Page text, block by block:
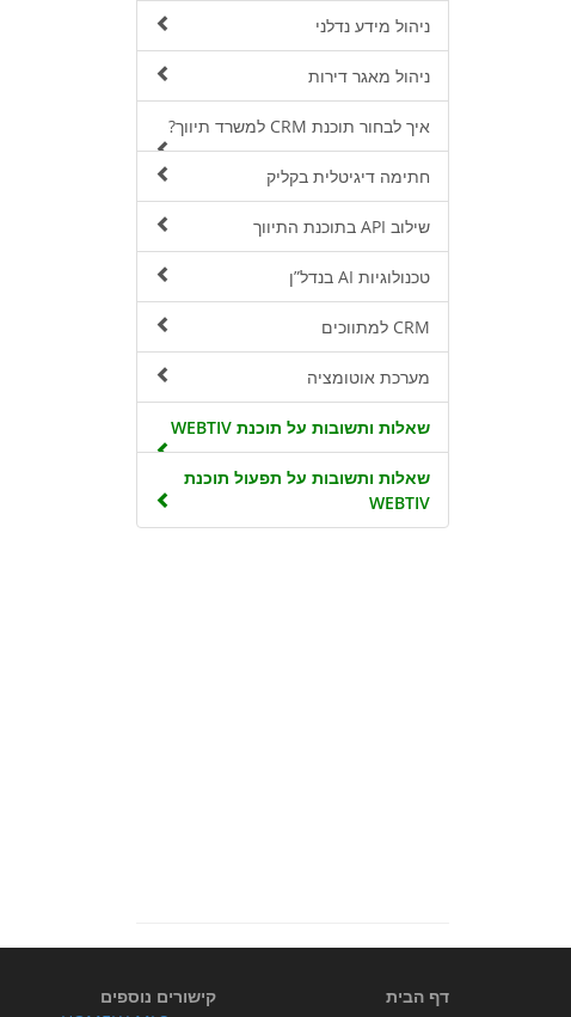
ניהול מידע נדלני
ניהול מאגר דירות
איך לבחור תוכנת CRM למשרד תיווך?
חתימה דיגיטלית בקליק
שילוב API בתוכנת התיווך
טכנולוגיות AI בנדל”ן
CRM למתווכים
מערכת אוטומציה
שאלות ותשובות על תוכנת WEBTIV
שאלות ותשובות על תפעול תוכנת
WEBTIV
קישורים נוספים
דף הבית